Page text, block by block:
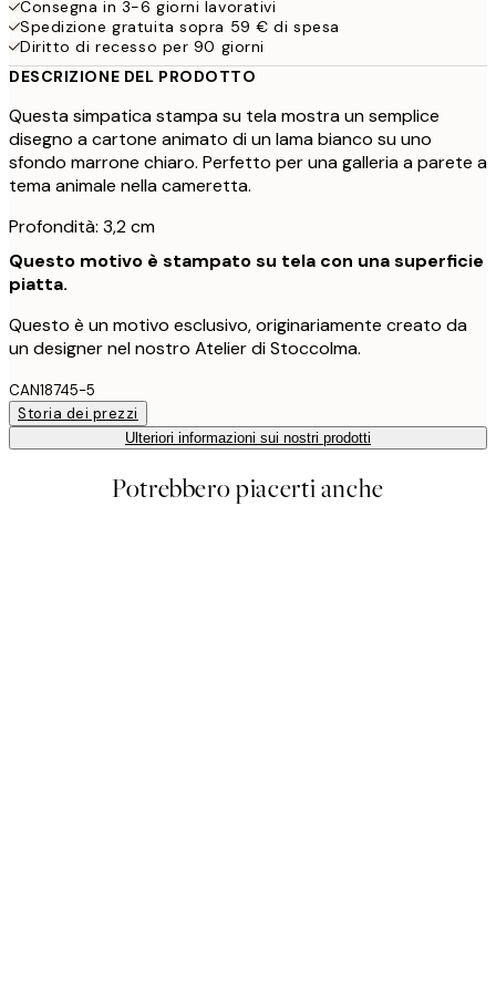
Consegna in 3-6 giorni lavorativi
Spedizione gratuita sopra 59 € di spesa
Diritto di recesso per 90 giorni
DESCRIZIONE DEL PRODOTTO
Questa simpatica stampa su tela mostra un semplice
disegno a cartone animato di un lama bianco su uno
sfondo marrone chiaro. Perfetto per una galleria a parete a
tema animale nella cameretta.
Profondità: 3,2 cm
Questo motivo è stampato su tela con una superficie
piatta.
Questo è un motivo esclusivo, originariamente creato da
un designer nel nostro Atelier di Stoccolma.
CAN18745-5
Storia dei prezzi
Ulteriori informazioni sui nostri prodotti
Potrebbero piacerti anche